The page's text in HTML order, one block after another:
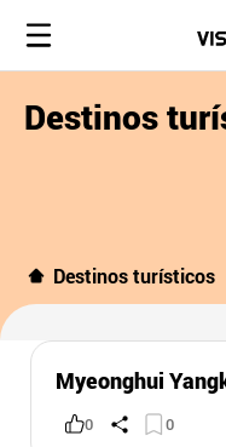
Destinos
Destinos turísticos
Myeonghui
0 0